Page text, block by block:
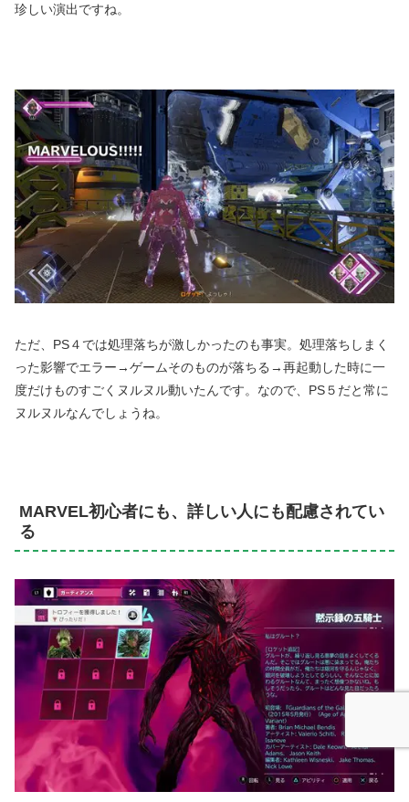
珍しい演出ですね。
ただ、PS４では処理落ちが激しかったのも事実。処理落ちしまく
った影響でエラー→ゲームそのものが落ちる→再起動した時に一
度だけものすごくヌルヌル動いたんです。なので、PS５だと常に
ヌルヌルなんでしょうね。
MARVEL初心者にも、詳しい人にも配慮されてい
る